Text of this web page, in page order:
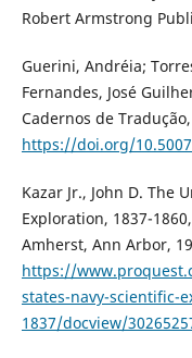
Robert Armstrong
Guerini, Andréia;
Fernandes, José
Cadernos de
https://doi.org/
Kazar Jr., John D. The
Exploration, 1837-
Amherst, Ann Arbor,
https://
states-navy-scientific-
1837/docview/